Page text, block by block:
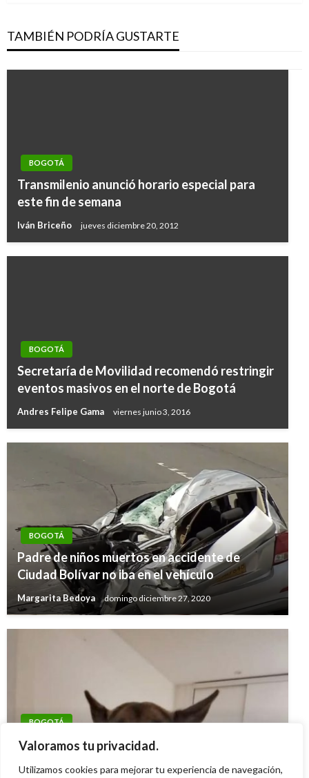
Valoramos tu privacidad.
Utilizamos cookies para mejorar tu experiencia de navegación,
TAMBIÉN PODRÍA GUSTARTE
BOGOTÁ
Transmilenio anunció horario especial para
este fin de semana
Iván Briceño jueves diciembre 20, 2012
BOGOTÁ
Secretaría de Movilidad recomendó restringir
eventos masivos en el norte de Bogotá
Andres Felipe Gama viernes junio 3, 2016
BOGOTÁ
Padre de niños muertos en accidente de
Ciudad Bolívar no iba en el vehículo
Margarita Bedoya domingo diciembre 27, 2020
BOGOTÁ
Fiscalía judicializó a hombre por agredir a una